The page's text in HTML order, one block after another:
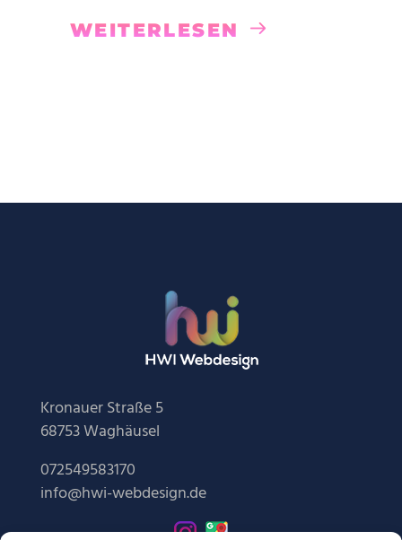
WEITERLESEN
Kronauer Straße 5
68753 Waghäusel
072549583170
info@hwi-webdesign.de